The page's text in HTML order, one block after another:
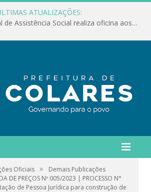
ATUALIZAÇÕES:
Conselho Municipal de Assistência Social realiza oficina aos servidores
Oficiais »
Demais Publicações
DE PREÇOS Nº 005/2023 | PROCESSO N°
de Pessoa Jurídica para construção de